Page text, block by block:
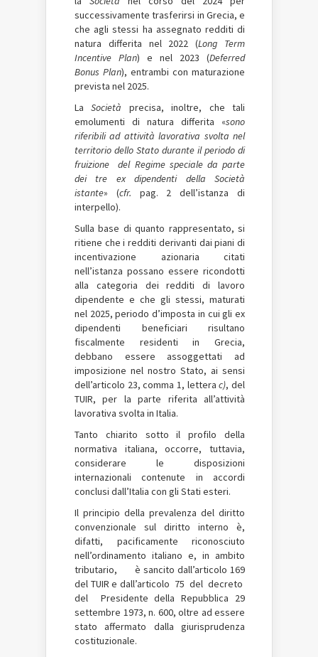
successivamente trasferirsi in Grecia, e
che agli stessi ha assegnato redditi di
natura differita nel 2022 (Long Term
Incentive Plan) e nel 2023 (Deferred
Bonus Plan), entrambi con maturazione
prevista nel 2025.
LaSocietà precisa, inoltre, che tali
emolumenti di natura differita «sono
riferibili ad attività lavorativa svolta nel
territorio dello Stato durante il periodo di
fruizione del Regime speciale da parte
dei tre ex dipendenti della Società
istante» (cfr. pag. 2 dell’istanza di
interpello).
Sulla base di quanto rappresentato, si
ritiene che i redditi derivanti dai piani di
incentivazione azionaria citati
nell’istanza possano essere ricondotti
alla categoria dei redditi di lavoro
dipendente e che gli stessi, maturati
nel 2025, periodo d’imposta in cui gli ex
dipendenti beneficiari risultano
fiscalmente residenti in Grecia,
debbano essere assoggettati ad
imposizione nel nostro Stato, ai sensi
dell’articolo 23, comma 1, letterac), del
TUIR, per la parte riferita all’attività
lavorativa svolta in Italia.
Tanto chiarito sotto il profilo della
normativa italiana, occorre, tuttavia,
considerare le disposizioni
internazionali contenute in accordi
conclusi dall’Italia con gli Stati esteri.
Il principio della prevalenza del diritto
convenzionale sul diritto interno è,
difatti, pacificamente riconosciuto
nell’ordinamento italiano e, in ambito
tributario, è sancito dall’articolo 169
del TUIR e dall’articolo 75 del decreto
del Presidente della Repubblica 29
settembre 1973, n. 600, oltre ad essere
stato affermato dalla giurisprudenza
costituzionale.